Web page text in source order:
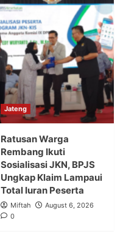
Jateng
Ratusan Warga
Rembang Ikuti
Sosialisasi JKN, BPJS
Ungkap Klaim Lampaui
Total Iuran Peserta
Miftah
August 6, 2026
0